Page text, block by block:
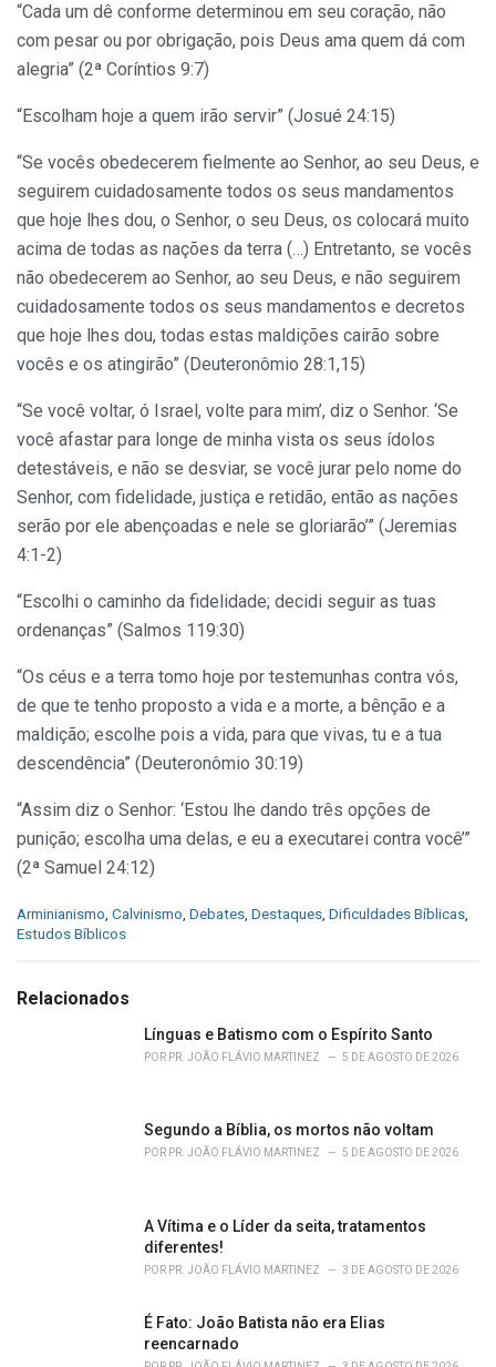
“Cada um dê conforme determinou em seu coração, não
com pesar ou por obrigação, pois Deus ama quem dá com
alegria” (2ª Coríntios 9:7)
“Escolham hoje a quem irão servir” (Josué 24:15)
“Se vocês obedecerem fielmente ao Senhor, ao seu Deus, e
seguirem cuidadosamente todos os seus mandamentos
que hoje lhes dou, o Senhor, o seu Deus, os colocará muito
acima de todas as nações da terra (…) Entretanto, se vocês
não obedecerem ao Senhor, ao seu Deus, e não seguirem
cuidadosamente todos os seus mandamentos e decretos
que hoje lhes dou, todas estas maldições cairão sobre
vocês e os atingirão” (Deuteronômio 28:1,15)
“Se você voltar, ó Israel, volte para mim’, diz o Senhor. ‘Se
você afastar para longe de minha vista os seus ídolos
detestáveis, e não se desviar, se você jurar pelo nome do
Senhor, com fidelidade, justiça e retidão, então as nações
serão por ele abençoadas e nele se gloriarão’” (Jeremias
4:1-2)
“Escolhi o caminho da fidelidade; decidi seguir as tuas
ordenanças” (Salmos 119:30)
“Os céus e a terra tomo hoje por testemunhas contra vós,
de que te tenho proposto a vida e a morte, a bênção e a
maldição; escolhe pois a vida, para que vivas, tu e a tua
descendência” (Deuteronômio 30:19)
“Assim diz o Senhor: ‘Estou lhe dando três opções de
punição; escolha uma delas, e eu a executarei contra você’”
(2ª Samuel 24:12)
C
a
g
Arminianismo, Calvinismo, Debates, Destaques, Dificuldades Bíblicas,
Estudos Bíblicos
Relacionados
Línguas e Batismo com o Espírito Santo
POR PR. JOÃO FLÁVIO MARTINEZ 5 DE AGOSTO DE 2026
Segundo a Bíblia, os mortos não voltam
POR PR. JOÃO FLÁVIO MARTINEZ 5 DE AGOSTO DE 2026
A Vítima e o Líder da seita, tratamentos
diferentes!
POR PR. JOÃO FLÁVIO MARTINEZ 3 DE AGOSTO DE 2026
É Fato: João Batista não era Elias
reencarnado